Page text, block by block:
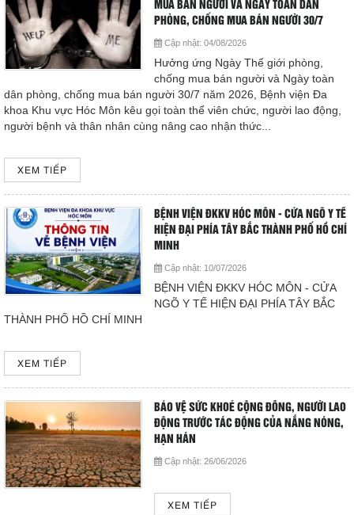
HƯỚNG TỚI “GIỜ VÀNG” TRONG ĐIỀU TRỊ ĐỘT QUỴ BỆNH
VIỆN ĐA KHOA KHU VỰC HÓC MÔN SẴN SÀNG ĐỒNG HÀNH CÙNG
NGƯỜI BỆNH
Hướng dẫn phòng tránh tai nạn thương tích cho trẻ
TRUYỀN THÔNG PHÒNG, CHỐNG BỆNH SỐT XUẤT HUYẾT
DENGUE
HƯỞNG ỨNG NGÀY GIA ĐÌNH VIỆT NAM VÀ THÁNG HÀNH
ĐỘNG QUỐC GIA VỀ PHÒNG, CHỐNG BẠO LỰC GIA ĐÌNH
Đóng
MUA BÁN NGƯỜI VÀ NGÀY TOÀN DÂN
PHÒNG, CHỐNG MUA BÁN NGƯỜI 30/7
Cập nhật: 04/08/2026
Hưởng ứng Ngày Thế giới phòng,
chống mua bán người và Ngày toàn
dân phòng, chống mua bán người 30/7 năm 2026, Bệnh viện Đa
khoa Khu vực Hóc Môn kêu gọi toàn thể viên chức, người lao động,
người bệnh và thân nhân cùng nâng cao nhận thức...
XEM TIẾP
BỆNH VIỆN ĐKKV HÓC MÔN - CỬA NGÕ Y TẾ
HIỆN ĐẠI PHÍA TÂY BẮC THÀNH PHỐ HỒ CHÍ
MINH
Cập nhật: 10/07/2026
BỆNH VIỆN ĐKKV HÓC MÔN - CỬA
NGÕ Y TẾ HIỆN ĐẠI PHÍA TÂY BẮC
THÀNH PHỐ HỒ CHÍ MINH
XEM TIẾP
BẢO VỆ SỨC KHOẺ CỘNG ĐỒNG, NGƯỜI LAO
ĐỘNG TRƯỚC TÁC ĐỘNG CỦA NẮNG NÓNG,
HẠN HÁN
Cập nhật: 26/06/2026
XEM TIẾP
Hoạt động chuyên môn
Thông báo từ bệnh viện
Thông tin dược phẩm
Công tác xã hội
Hoạt động đoàn thể
Hướng dẫn bệnh nhân
Sơ đồ bệnh viện
Chuyên khoa
Thư viện
Giá dịch vụ
Đào tạo - Nghiên cứu KH
Lịch làm việc
Thư giãn